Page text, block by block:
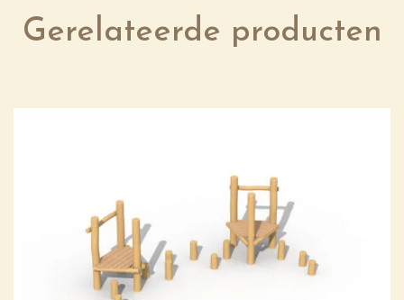
Gerelateerde producten